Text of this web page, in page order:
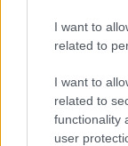
I want to
related to
I want to
related to
functionality
user
ΟΛΕΣ ΟΙ
Εκλογές
Μπελέρη